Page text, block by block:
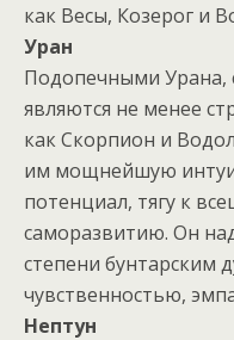
как Весы, Козерог и
Уран
Подопечными Урана,
являются не менее
как Скорпион и
им мощнейшую
потенциал, тягу к
саморазвитию. Он
степени бунтарским
чувственностью,
Нептун